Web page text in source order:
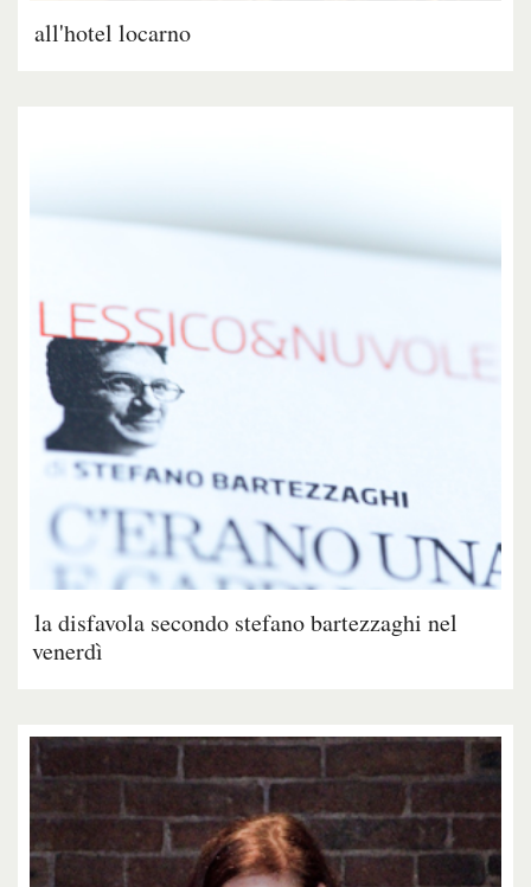
all'hotel locarno
la disfavola secondo stefano bartezzaghi nel
venerdì